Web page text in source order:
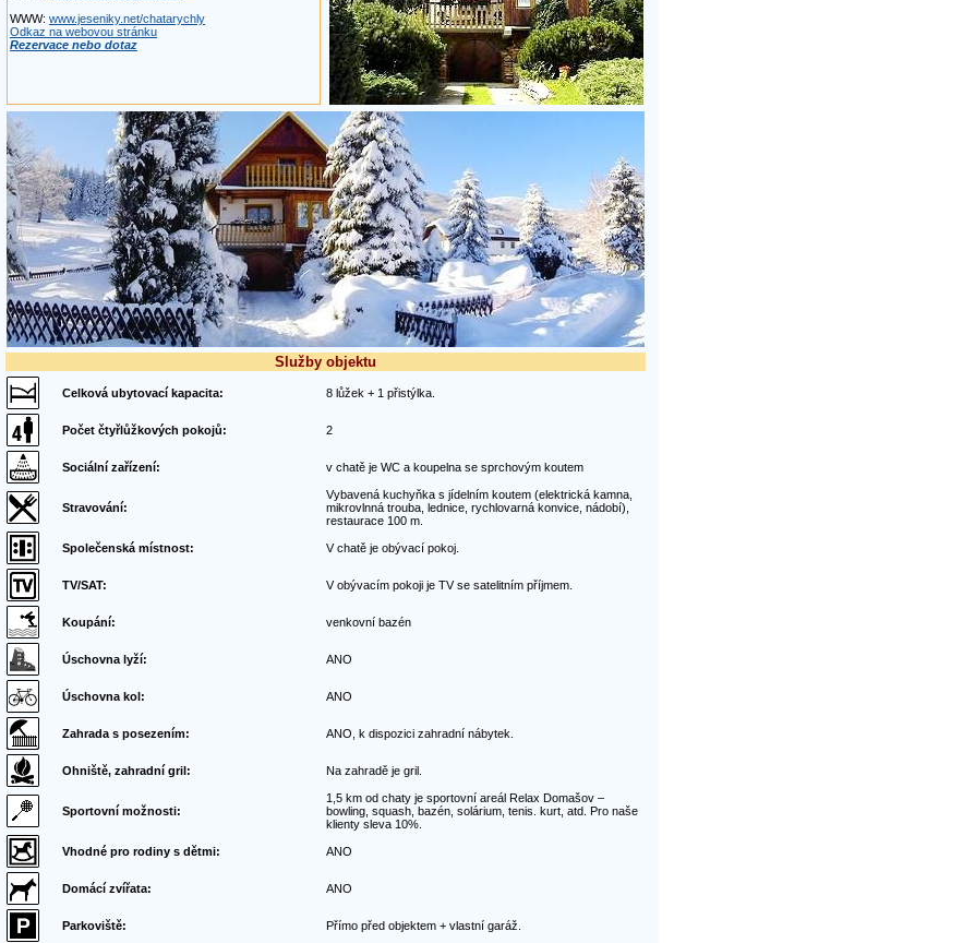
WWW: www.jeseniky.net/chatarychly
Odkaz na webovou stránku
Rezervace nebo dotaz
Služby objektu
Celková ubytovací kapacita: 8 lůžek + 1 přistýlka.
Počet čtyřlůžkových pokojů: 2
Sociální zařízení: v chatě je WC a koupelna se sprchovým koutem
Stravování:
Vybavená kuchyňka s jídelním koutem (elektrická kamna,
mikrovlnná trouba, lednice, rychlovarná konvice, nádobí),
restaurace 100 m.
Společenská místnost: V chatě je obývací pokoj.
TV/SAT: V obývacím pokoji je TV se satelitním příjmem.
Koupání: venkovní bazén
Úschovna lyží: ANO
Úschovna kol: ANO
Zahrada s posezením: ANO, k dispozici zahradní nábytek.
Ohniště, zahradní gril: Na zahradě je gril.
Sportovní možnosti:
1,5 km od chaty je sportovní areál Relax Domašov –
bowling, squash, bazén, solárium, tenis. kurt, atd. Pro naše
klienty sleva 10%.
Vhodné pro rodiny s dětmi: ANO
Domácí zvířata: ANO
Parkoviště: Přímo před objektem + vlastní garáž.